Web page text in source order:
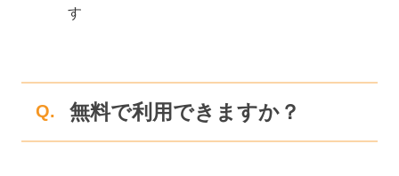
す
Q. 無料で利用できますか？